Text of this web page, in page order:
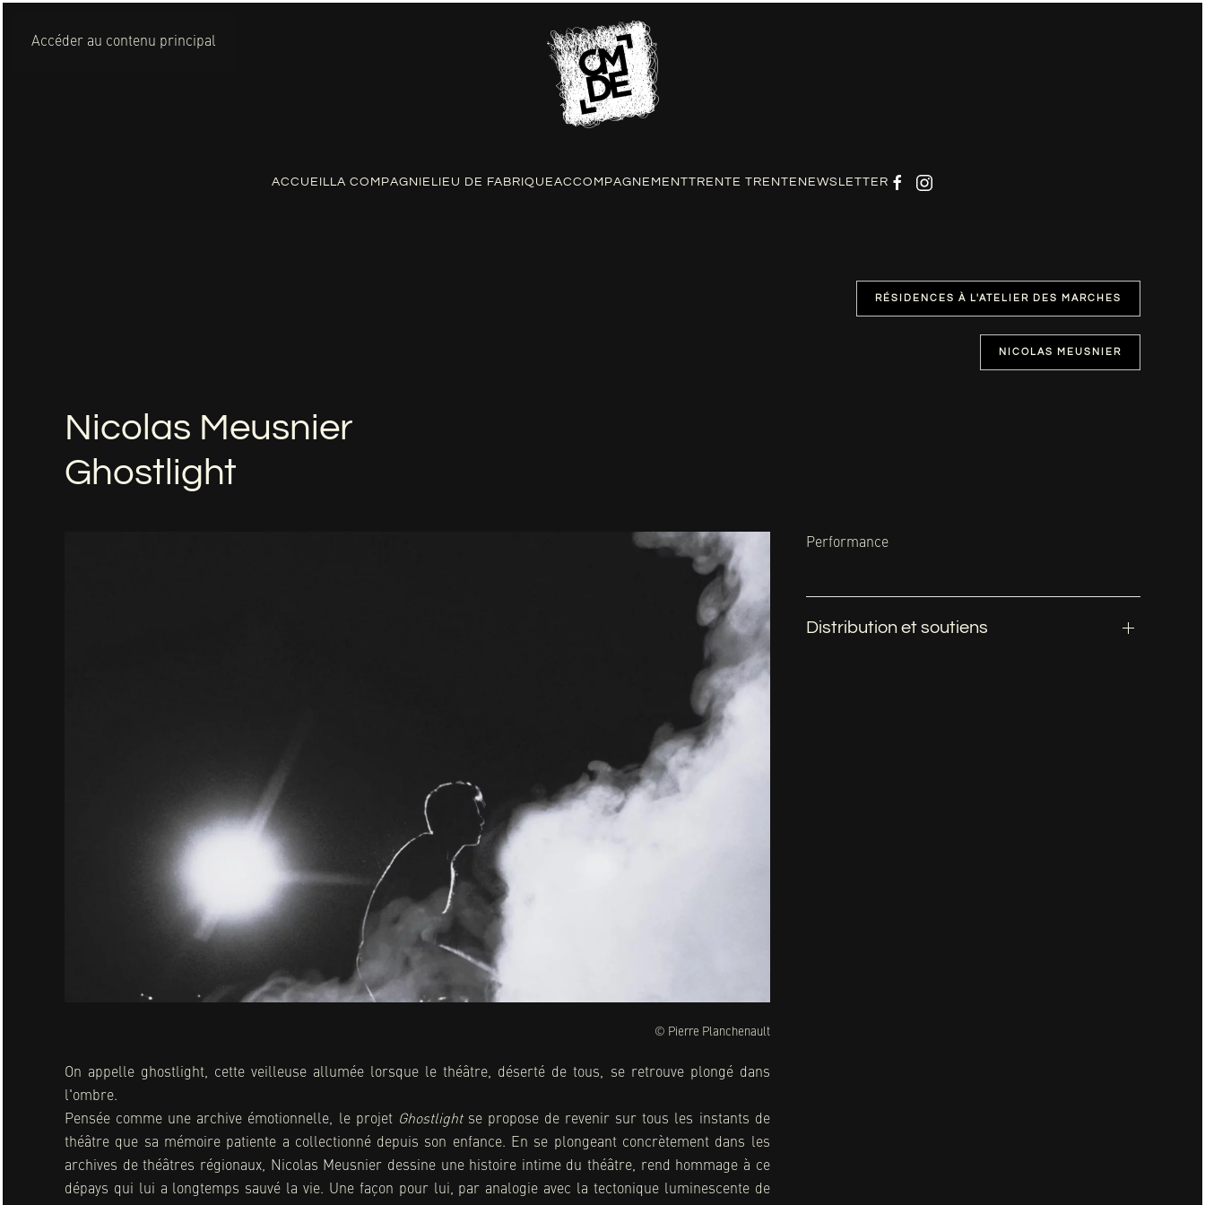
Accéder au contenu principal
ACCUEILLA COMPAGNIE LIEU DE FABRIQUEACCOMPAGNEMENTTRENTE TRENTE NEWSLETTER
RÉSIDENCES À L'ATELIER DES MARCHES
NICOLAS MEUSNIER
Nicolas Meusnier
Ghostlight
© Pierre Planchenault
On appelle ghostlight, cette veilleuse allumée lorsque le théâtre, déserté de tous, se retrouve plongé dans
l'ombre.
Pensée comme une archive émotionnelle, le projet Ghostlight se propose de revenir sur tous les instants de
théâtre que sa mémoire patiente a collectionné depuis son enfance. En se plongeant concrètement dans les
archives de théâtres régionaux, Nicolas Meusnier dessine une histoire intime du théâtre, rend hommage à ce
dépays qui lui a longtemps sauvé la vie. Une façon pour lui, par analogie avec la tectonique luminescente de
Performance
Distribution et soutiens